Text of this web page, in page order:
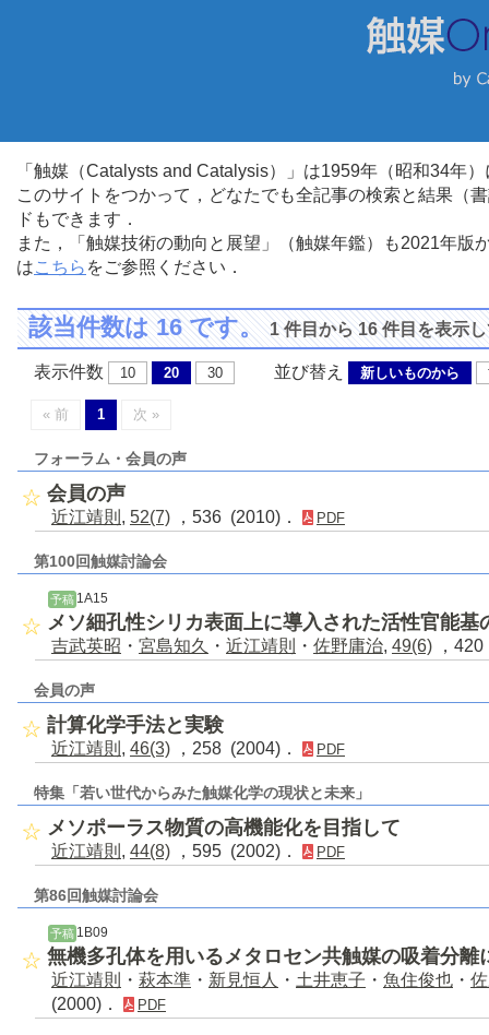
「触媒（Catalysts and Catalysis）」は1959年（昭和34年
このサイトをつかって，どなたでも全記事の検索と結果（
ドもできます．
また，「触媒技術の動向と展望」（触媒年鑑）も2021年
はこちら をご参照ください．
該当件数は 16 です。1 件目から 16 件目を表示
表示件数 10 20 30 並び替え 新しいものから
« 前 1 次 »
フォーラム・会員の声
会員の声
近江靖則 , 52(7) ，536 (2010)． PDF
第100回触媒討論会
予稿 1A15
メソ細孔性シリカ表面上に導入された活性官能基
吉武英昭 ・ 宮島知久 ・ 近江靖則 ・ 佐野庸治, 49(6) ，
会員の声
計算化学手法と実験
近江靖則 , 46(3) ，258 (2004)． PDF
特集「若い世代からみた触媒化学の現状と未来」
メソポーラス物質の高機能化を目指して
近江靖則 , 44(8) ，595 (2002)． PDF
第86回触媒討論会
予稿 1B09
無機多孔体を用いるメタロセン共触媒の吸着分離
近江靖則 ・ 萩本準 ・ 新見恒人 ・ 土井恵子 ・ 魚住俊也 ・
(2000)．
PDF